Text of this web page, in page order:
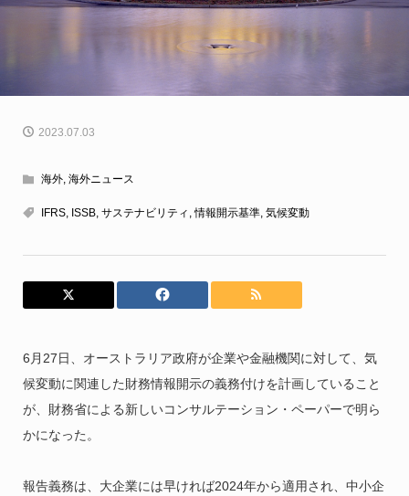
2023.07.03
海外, 海外ニュース
IFRS, ISSB, サステナビリティ ,情報開示基準, 気候変動
6月27日、オーストラリア政府が企業や金融機関に対して、気
候変動に関連した財務情報開示の義務付けを計画していること
が、財務省による新しいコンサルテーション・ペーパーで明ら
かになった。
報告義務は、大企業には早ければ2024年から適用され、中小企